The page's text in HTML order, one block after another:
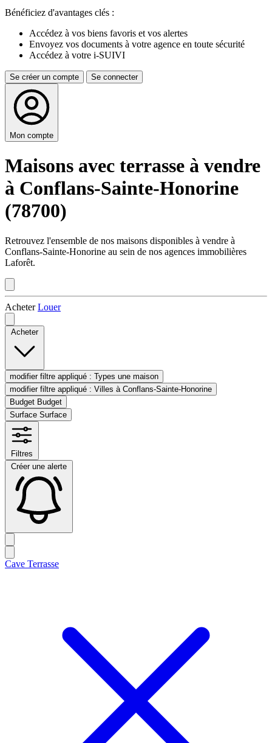
Bénéficiez d'avantages clés :
Accédez à vos biens favoris et vos alertes
Envoyez vos documents à votre agence en toute sécurité
Accédez à votre i-SUIVI
Se créer un compte Se connecter
Mon compte
Maisons avec terrasse à vendre
à Conflans-Sainte-Honorine
(78700)
Retrouvez l'ensemble de nos maisons disponibles à vendre à
Conflans-Sainte-Honorine au sein de nos agences immobilières
Laforêt.
AcheterLouer
Acheter
modifier filtre appliqué : Types une maison
modifier filtre appliqué : Villes à Conflans-Sainte-Honorine
Budget Budget
Surface Surface
Filtres
Créer une alerte
Cave Terrasse